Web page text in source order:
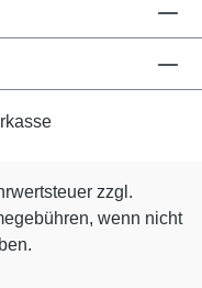
zzgl.
wenn nicht